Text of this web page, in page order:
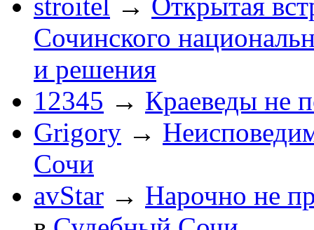
Сочинского
и решения
12345 → Краеведы не
Grigory →
Сочи
avStar → Нарочно не